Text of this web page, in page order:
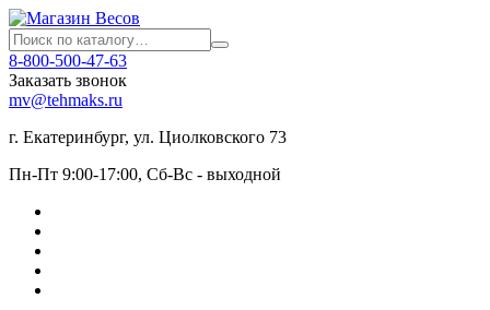
8-800-500-47-63
Заказать звонок
mv@tehmaks.ru
г. Екатеринбург, ул. Циолковского 73
Пн-Пт 9:00-17:00, Сб-Вс - выходной